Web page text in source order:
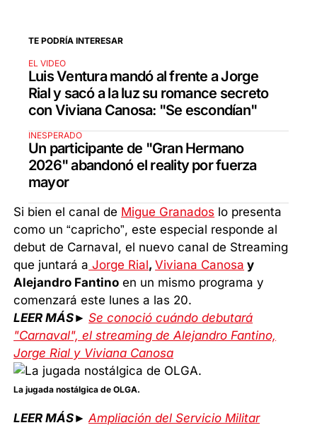
TE PODRÍA INTERESAR
EL VIDEO
Luis Ventura mandó al frente a Jorge
Rial y sacó a la luz su romance secreto
con Viviana Canosa: "Se escondían"
INESPERADO
Un participante de "Gran Hermano
2026" abandonó el reality por fuerza
mayor
Si bien el canal de Migue Granados lo presenta
como un “capricho”, este especial responde al
debut de Carnaval, el nuevo canal de Streaming
que juntará a Jorge Rial,Viviana Canosa y
Alejandro Fantino en un mismo programa y
comenzará este lunes a las 20.
LEER MÁS►Se conoció cuándo debutará
"Carnaval", el streaming de Alejandro Fantino,
Jorge Rial y Viviana Canosa
La jugada nostálgica de OLGA.
LEER MÁS►Ampliación del Servicio Militar